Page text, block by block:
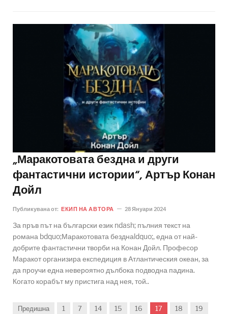
„Маракотовата бездна и други
фантастични истории“, Артър Конан
Дойл
Публикувана от: ЕКИП НА АВТОРА 28 Януари 2024
За пръв път на български език ndash; пълния текст на
романа bdquo;Маракотовата безднаldquo;, една от най-
добрите фантастични творби на Конан Дойл. Професор
Маракот организира експедиция в Атлантическия океан, за
да проучи една невероятно дълбока подводна падина.
Когато корабът му пристига над нея, той..
Предишна 1 7 14 15 16 17 18 19